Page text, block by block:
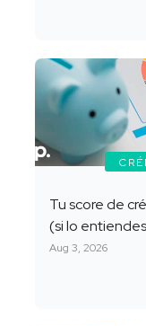
Tu score de
(si lo
Aug 3, 2026